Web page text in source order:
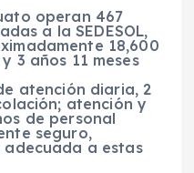
operan 467
a la SEDESOL,
18,600
3 años 11 meses
atención diaria, 2
atención y
de personal
seguro,
a estas